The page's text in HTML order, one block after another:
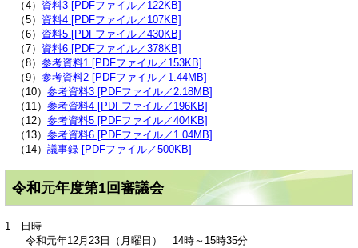
（4） 資料3 [PDFファイル／122KB]
（5） 資料4 [PDFファイル／107KB]
（6） 資料5 [PDFファイル／430KB]
（7） 資料6 [PDFファイル／378KB]
（8） 参考資料1 [PDFファイル／153KB]
（9） 参考資料2 [PDFファイル／1.44MB]
（10） 参考資料3 [PDFファイル／2.18MB]
（11） 参考資料4 [PDFファイル／196KB]
（12） 参考資料5 [PDFファイル／404KB]
（13） 参考資料6 [PDFファイル／1.04MB]
（14） 議事録 [PDFファイル／500KB]
令和元年度第1回審議会
1 日時
令和元年12月23日（月曜日） 14時～15時35分